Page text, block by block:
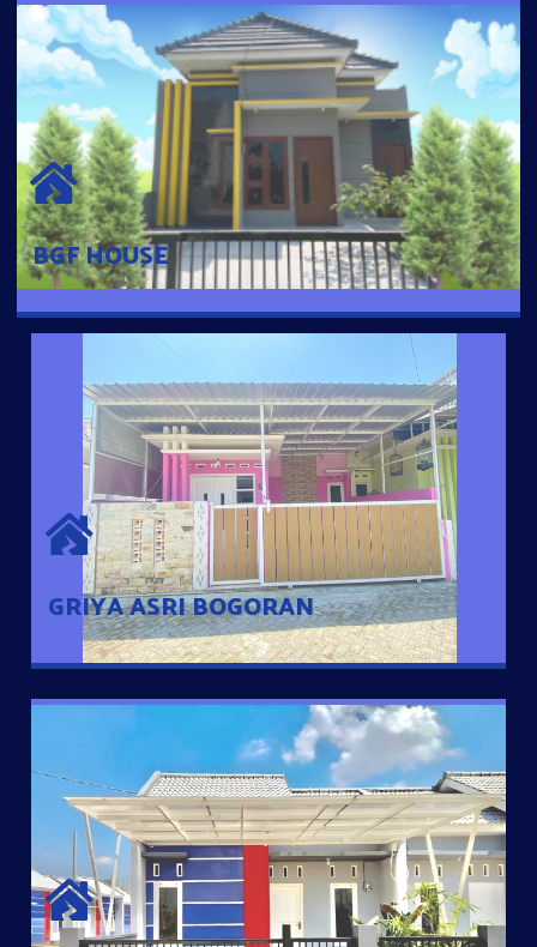
BGF HOUSE
BGF HOUSE
Hunian Mewah Pusat Kota dengan fasilitas Free Desain, Dapur,
Parkir Mobil dengan 3 Kamar Tidur dan 2 Kamar Mandi.
GRIYA ASRI BOGORAN
GRIYA ASRI BOGORAN
Desain Modern Minimalis dengan Konsep Rumah Pintar
Sehingga Memudahkan Penghuni mengakses rumahnya
dengan Ponsel
SURYA MADANI SATU
Satu-satunya Hunian nyaman dengan harga subsidi hanya 100
jutaan dengan lokasi strategis di Tuban